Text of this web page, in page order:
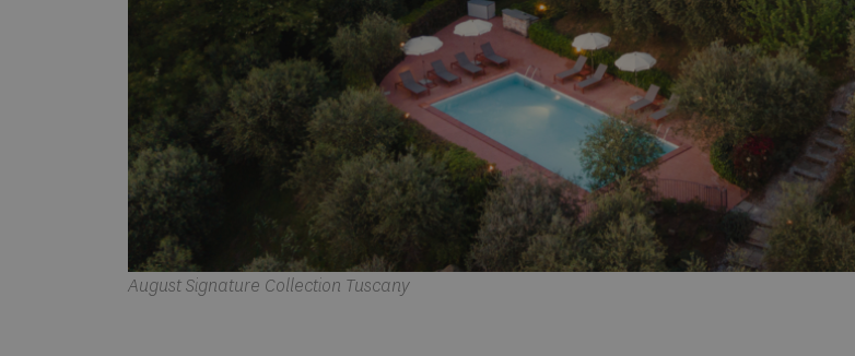
August Signature Collection Tuscany